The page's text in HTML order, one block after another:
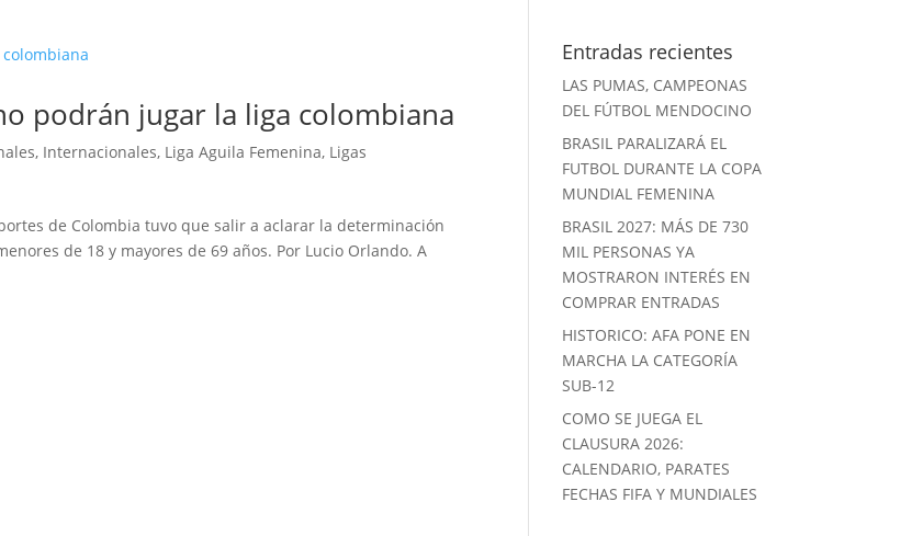
podrán jugar la liga colombiana
, Internacionales, Liga Aguila Femenina, Ligas
de Colombia tuvo que salir a aclarar la determinación
de 18 y mayores de 69 años. Por Lucio Orlando. A
Entradas recientes
LAS PUMAS, CAMPEONAS
DEL FÚTBOL MENDOCINO
BRASIL PARALIZARÁ EL
FUTBOL DURANTE LA COPA
MUNDIAL FEMENINA
BRASIL 2027: MÁS DE 730
MIL PERSONAS YA
MOSTRARON INTERÉS EN
COMPRAR ENTRADAS
HISTORICO: AFA PONE EN
MARCHA LA CATEGORÍA
SUB-12
COMO SE JUEGA EL
CLAUSURA 2026:
CALENDARIO, PARATES
FECHAS FIFA Y MUNDIALES